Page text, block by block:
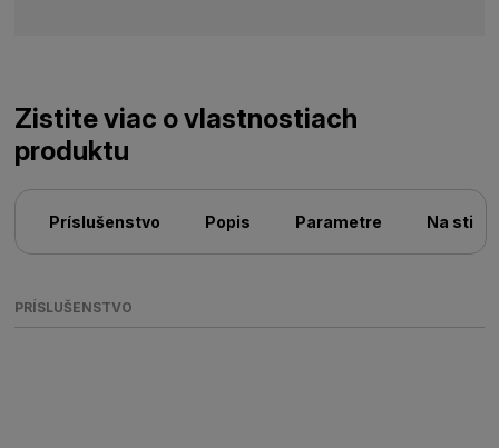
Zistite viac o vlastnostiach
produktu
Príslušenstvo Popis Parametre Na
PRÍSLUŠENSTVO